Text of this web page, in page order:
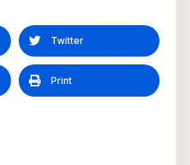
Twitter
Print